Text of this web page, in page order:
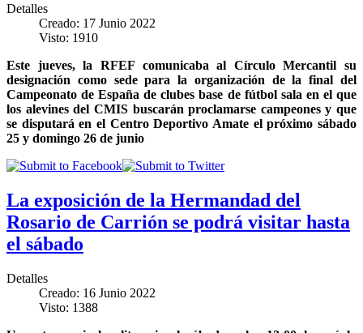
Detalles
Creado: 17 Junio 2022
Visto: 1910
Este jueves, la RFEF comunicaba al Círculo Mercantil su
designación como sede para la organización de la final del
Campeonato de España de clubes base de fútbol sala en el que
los alevines del CMIS buscarán proclamarse campeones y que
se disputará en el Centro Deportivo Amate el próximo sábado
25 y domingo 26 de junio
La exposición de la Hermandad del
Rosario de Carrión se podrá visitar hasta
el sábado
Detalles
Creado: 16 Junio 2022
Visto: 1388